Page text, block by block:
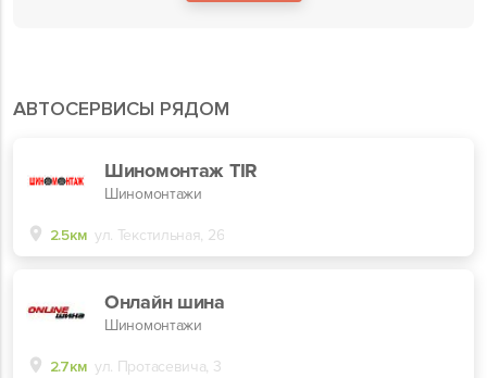
АВТОСЕРВИСЫ РЯДОМ
Шиномонтаж TIR
Шиномонтажи
2.5км ул. Текстильная, 26
Онлайн шина
Шиномонтажи
2.7км ул. Протасевича, 3